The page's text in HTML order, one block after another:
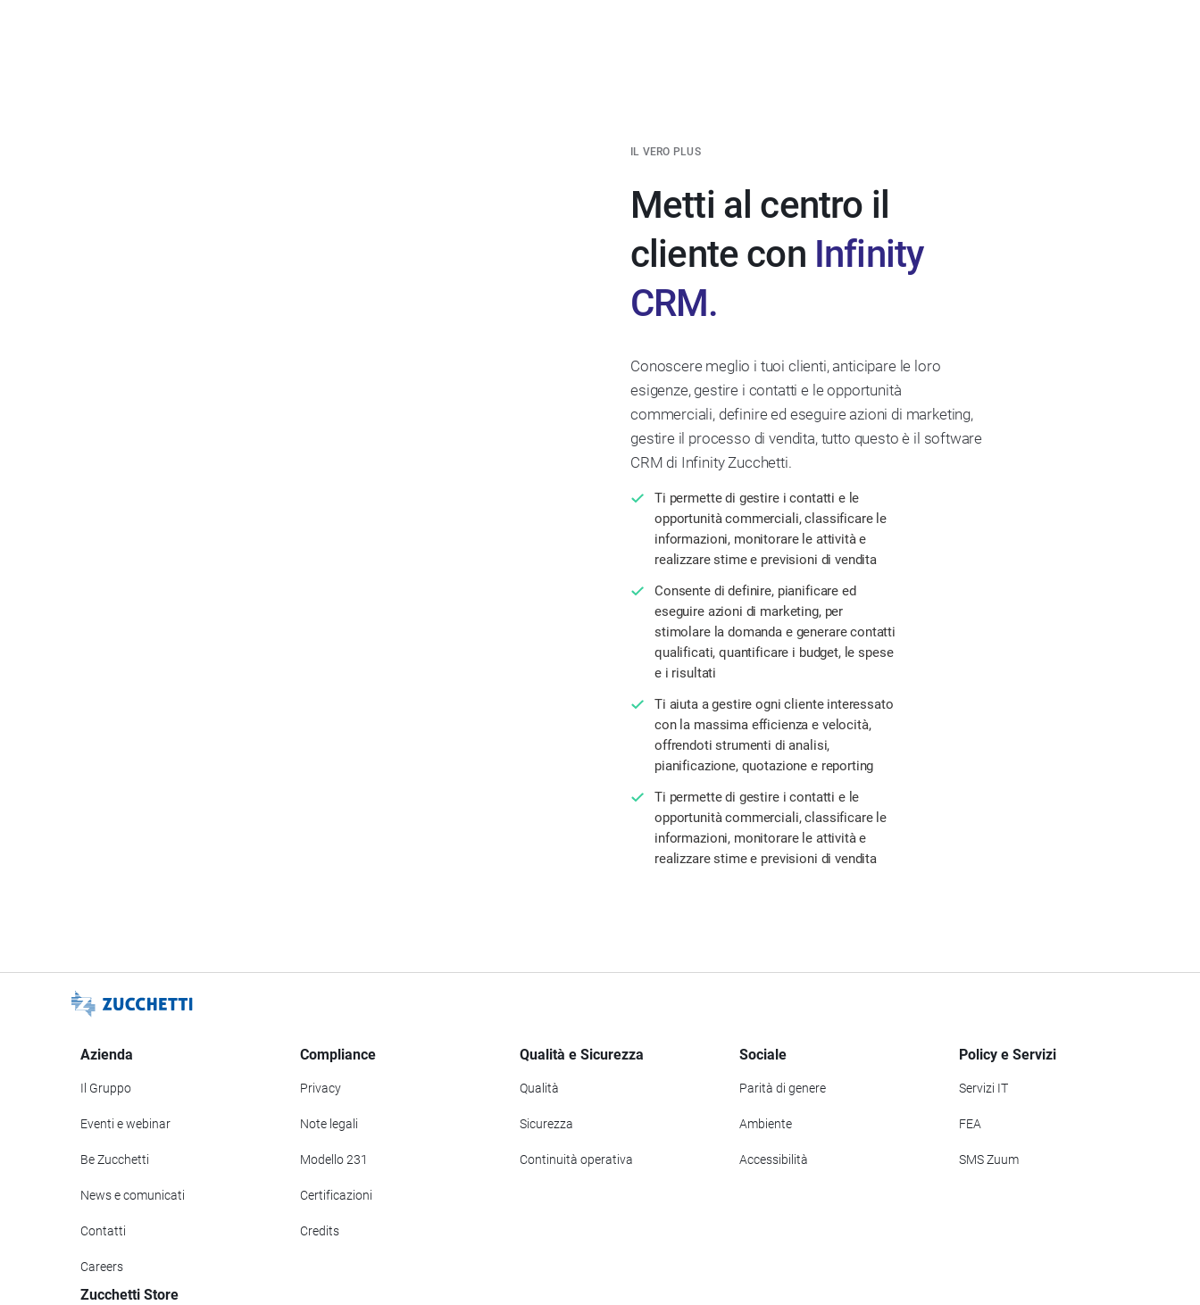
IL VERO PLUS
Metti al centro il
cliente con Infinity
CRM.
Conoscere meglio i tuoi clienti, anticipare le loro
esigenze, gestire i contatti e le opportunità
commerciali, definire ed eseguire azioni di marketing,
gestire il processo di vendita, tutto questo è il software
CRM di Infinity Zucchetti.
Ti permette di gestire i contatti e le
opportunità commerciali, classificare le
informazioni, monitorare le attività e
realizzare stime e previsioni di vendita
Consente di definire, pianificare ed
eseguire azioni di marketing, per
stimolare la domanda e generare contatti
qualificati, quantificare i budget, le spese
e i risultati
Ti aiuta a gestire ogni cliente interessato
con la massima efficienza e velocità,
offrendoti strumenti di analisi,
pianificazione, quotazione e reporting
Ti permette di gestire i contatti e le
opportunità commerciali, classificare le
informazioni, monitorare le attività e
realizzare stime e previsioni di vendita
Azienda
Il Gruppo
Eventi e webinar
Be Zucchetti
News e comunicati
Contatti
Careers
Compliance
Privacy
Note legali
Modello 231
Certificazioni
Credits
Qualità e Sicurezza
Qualità
Sicurezza
Continuità operativa
Sociale
Parità di genere
Ambiente
Accessibilità
Policy e Servizi
Servizi IT
FEA
SMS Zuum
Zucchetti Store